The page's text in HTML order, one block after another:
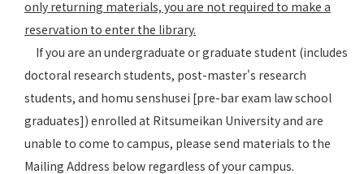
only returning materials, you are not required to make a
reservation to enter the library.
If you are an undergraduate or graduate student (includes
doctoral research students, post-master's research
students, and homu senshusei [pre-bar exam law school
graduates]) enrolled at Ritsumeikan University and are
unable to come to campus, please send materials to the
Mailing Address below regardless of your campus.